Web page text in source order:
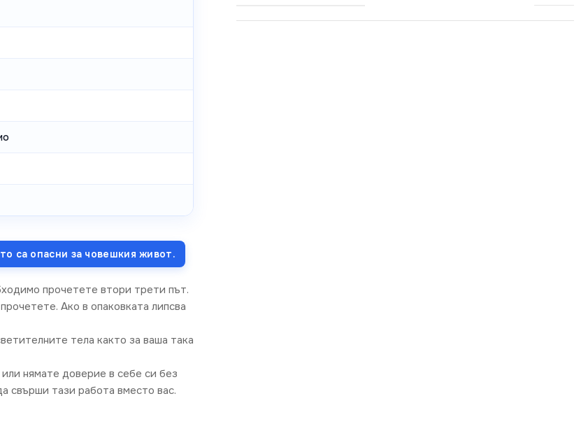
са опасни за човешкия живот.
прочетете втори трети път.
Ако в опаковката липсва
тела както за ваша така
нямате доверие в себе си без
свърши тази работа вместо вас.